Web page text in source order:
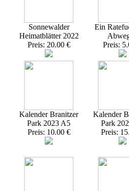
Sonnewalder
Heimatblätter 2022
Preis: 20.00 €
Ein
Preis:
Kalender Branitzer
Park 2023 A5
Preis: 10.00 €
Kalender
Park
Preis: